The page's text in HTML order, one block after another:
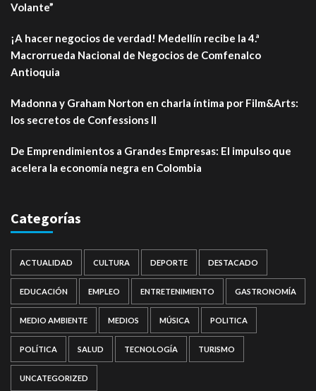
Volante”
¡A hacer negocios de verdad! Medellín recibe la 4.ª
Macrorrueda Nacional de Negocios de Comfenalco
Antioquia
Madonna y Graham Norton en charla íntima por Film&Arts:
los secretos de Confessions II
De Emprendimientos a Grandes Empresas: El impulso que
acelera la economía negra en Colombia
Categorías
ACTUALIDAD CULTURA DEPORTE DESTACADO
EDUCACIÓN EMPLEO ENTRETENIMIENTO GASTRONOMÍA
MEDIO AMBIENTE MEDIOS MÚSICA POLITICA
POLÍTICA SALUD TECNOLOGÍA TURISMO
UNCATEGORIZED